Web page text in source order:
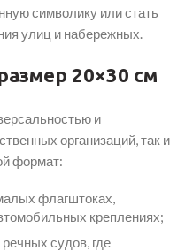
символику или стать
улиц и набережных.
20×30 см
и
организаций, так и
формат:
флагштоках,
креплениях;
судов, где